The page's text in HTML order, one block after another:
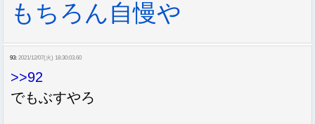
もちろん自慢や
93: 2021/12/07(火) 18:30:03.60
>>92
でもぶすやろ